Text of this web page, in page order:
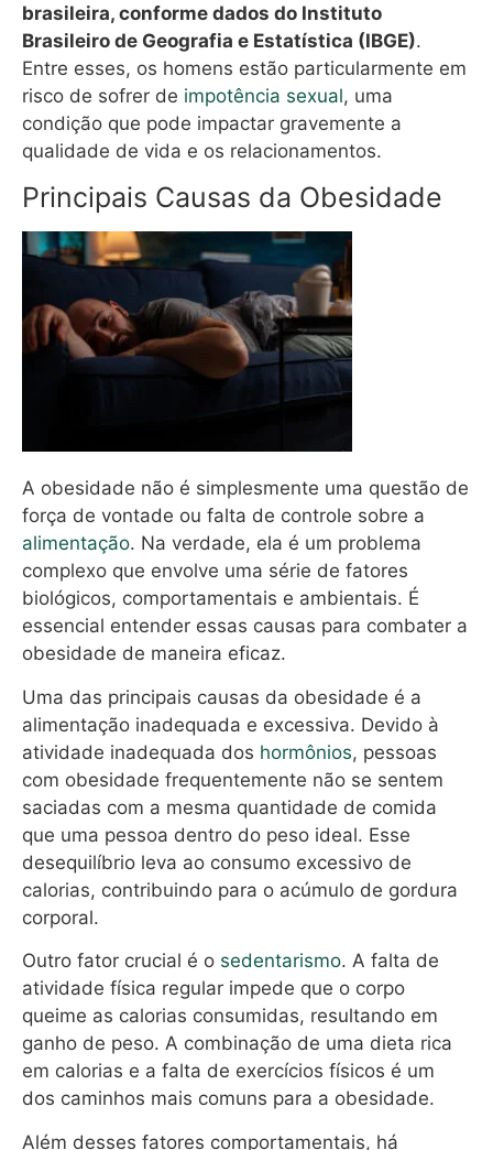
brasileira, conforme dados do Instituto
Brasileiro de Geografia e Estatística (IBGE).
Entre esses, os homens estão particularmente em
risco de sofrer de impotência sexual, uma
condição que pode impactar gravemente a
qualidade de vida e os relacionamentos.
Principais Causas da Obesidade
A obesidade não é simplesmente uma questão de
força de vontade ou falta de controle sobre a
alimentação. Na verdade, ela é um problema
complexo que envolve uma série de fatores
biológicos, comportamentais e ambientais. É
essencial entender essas causas para combater a
obesidade de maneira eficaz.
Uma das principais causas da obesidade é a
alimentação inadequada e excessiva. Devido à
atividade inadequada dos hormônios, pessoas
com obesidade frequentemente não se sentem
saciadas com a mesma quantidade de comida
que uma pessoa dentro do peso ideal. Esse
desequilíbrio leva ao consumo excessivo de
calorias, contribuindo para o acúmulo de gordura
corporal.
Outro fator crucial é o sedentarismo. A falta de
atividade física regular impede que o corpo
queime as calorias consumidas, resultando em
ganho de peso. A combinação de uma dieta rica
em calorias e a falta de exercícios físicos é um
dos caminhos mais comuns para a obesidade.
Além desses fatores comportamentais, há